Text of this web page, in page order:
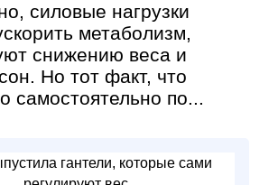
силовые нагрузки
метаболизм,
снижению веса и
Но тот факт, что
самостоятельно по...